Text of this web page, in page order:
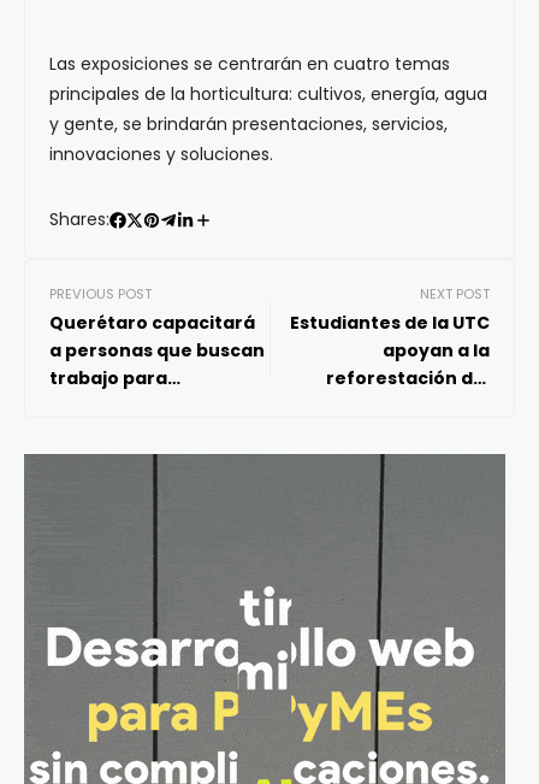
Las exposiciones se centrarán en cuatro temas
principales de la horticultura: cultivos, energía, agua
y gente, se brindarán presentaciones, servicios,
innovaciones y soluciones.
Shares:
PREVIOUS POST
Querétaro capacitará
a personas que buscan
trabajo para
emprendan
NEXT POST
Estudiantes de la UTC
apoyan a la
reforestación del
de Amealco